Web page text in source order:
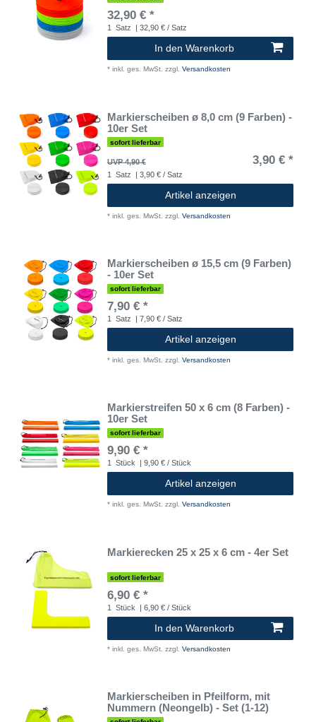
32,90 € *
1 Satz | 32,90 € / Satz
In den Warenkorb
* inkl. ges. MwSt. zzgl. Versandkosten
Markierscheiben ø 8,0 cm (9 Farben) -
10er Set
sofort lieferbar
UVP 4,90 € 3,90 € *
1 Satz | 3,90 € / Satz
Artikel anzeigen
* inkl. ges. MwSt. zzgl. Versandkosten
Markierscheiben ø 15,5 cm (9 Farben)
- 10er Set
sofort lieferbar
7,90 € *
1 Satz | 7,90 € / Satz
Artikel anzeigen
* inkl. ges. MwSt. zzgl. Versandkosten
Markierstreifen 50 x 6 cm (8 Farben) -
10er Set
sofort lieferbar
9,90 € *
1 Stück | 9,90 € / Stück
Artikel anzeigen
* inkl. ges. MwSt. zzgl. Versandkosten
Markierecken 25 x 25 x 6 cm - 4er Set
sofort lieferbar
6,90 € *
1 Stück | 6,90 € / Stück
In den Warenkorb
* inkl. ges. MwSt. zzgl. Versandkosten
Markierscheiben in Pfeilform, mit
Nummern (Neongelb) - Set (1-12)